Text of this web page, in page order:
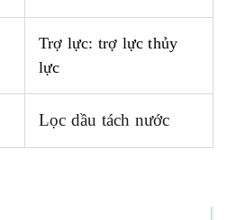
Trợ lực: trợ lực thủy
lực
Lọc dầu tách nước